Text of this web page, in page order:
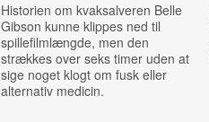
Historien om kvaksalveren Belle
Gibson kunne klippes ned til
spillefilmlængde, men den
strækkes over seks timer uden at
sige noget klogt om fusk eller
alternativ medicin.